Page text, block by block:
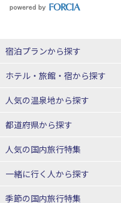
宿泊プランから探す
北海道
東北
青森県
宮城県
山形県
関東
ホテル・旅館・宿から探す
北海道ホテル・旅館
青森県ホテル・旅館
宮城県ホテル・旅館
山形県ホテル・旅館
人気の温泉地から探す
北海道
湯の川温泉(北海道)
十勝川温泉(北海道)
洞爺湖温泉(北海道)
都道府県から探す
北海道旅行・ツアー
東北
人気の国内旅行特集
東京ディズニーリゾート®への旅
一緒に行く人から探す
一人旅 国内版
季節の国内旅行特集